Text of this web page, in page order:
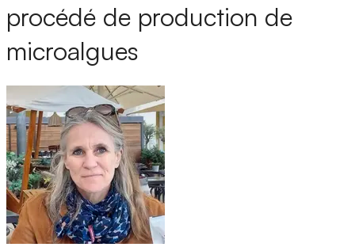
procédé de production de
microalgues